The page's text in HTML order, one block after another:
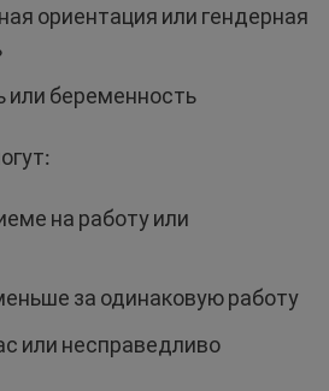
ориентация или гендерная
или беременность
на работу или
за одинаковую работу
или несправедливо